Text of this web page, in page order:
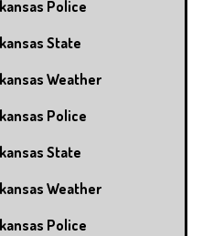
Police
State
Weather
Police
State
Weather
Police